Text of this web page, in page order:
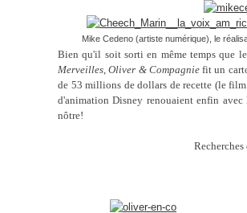
Mike Cedeno (artiste numérique), le
Bien qu'il soit sorti en même temps que
Merveilles,Oliver & Compagniefit un
de 53 millions de dollars de recette (le
d'animation Disney renouaient enfin
nôtre!
Recherches